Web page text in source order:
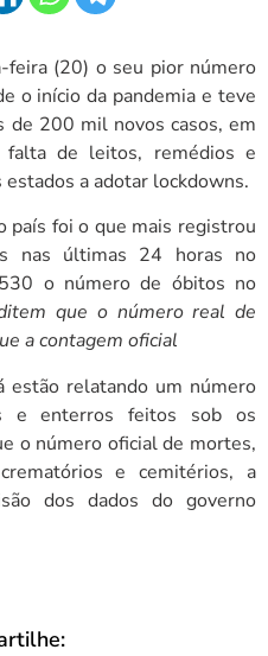
feira (20) o seu pior número
o início da pandemia e teve
de 200 mil novos casos, em
de leitos, remédios e
a adotar lockdowns.
país foi o que mais registrou
nas últimas 24 horas no
o número de óbitos no
que o número real de
a contagem oficial
estão relatando um número
e enterros feitos sob os
o número oficial de mortes,
e cemitérios, a
dos dados do governo